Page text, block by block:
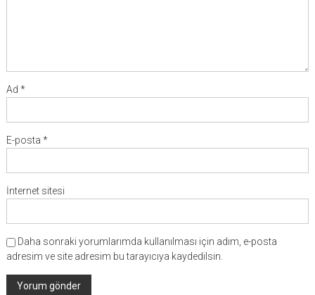
Ad *
E-posta *
İnternet sitesi
Daha sonraki yorumlarımda kullanılması için adım, e-posta
adresim ve site adresim bu tarayıcıya kaydedilsin.